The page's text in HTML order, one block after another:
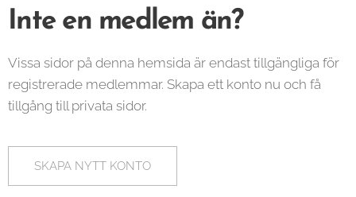
Inte en medlem än?
Vissa sidor på denna hemsida är endast tillgängliga för
registrerade medlemmar. Skapa ett konto nu och få
tillgång till privata sidor.
SKAPA NYTT KONTO